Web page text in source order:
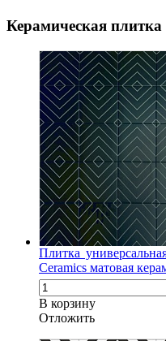
Керамическая плитка
Плитка
Ceramics матовая
В корзину
Oтложить